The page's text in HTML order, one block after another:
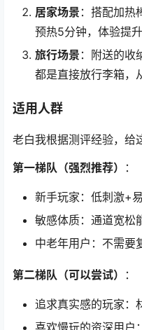
居家场景 ：搭配加热
预热5分钟，体验提升
旅行场景 ：附送的收
都是直接放行李箱，
适用人群
老白我根据测评经验，给
第一梯队（强烈推荐）
：
新手玩家：低刺激+
敏感体质：通道宽松
中老年用户：不需要
第二梯队（可以尝试） ：
追求真实感的玩家：